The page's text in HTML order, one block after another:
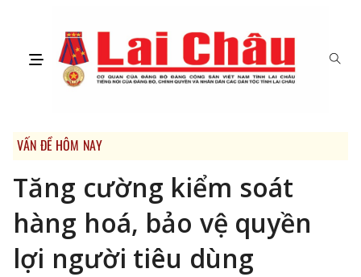
VẤN ĐỀ HÔM NAY
Tăng cường kiểm soát
hàng hoá, bảo vệ quyền
lợi người tiêu dùng